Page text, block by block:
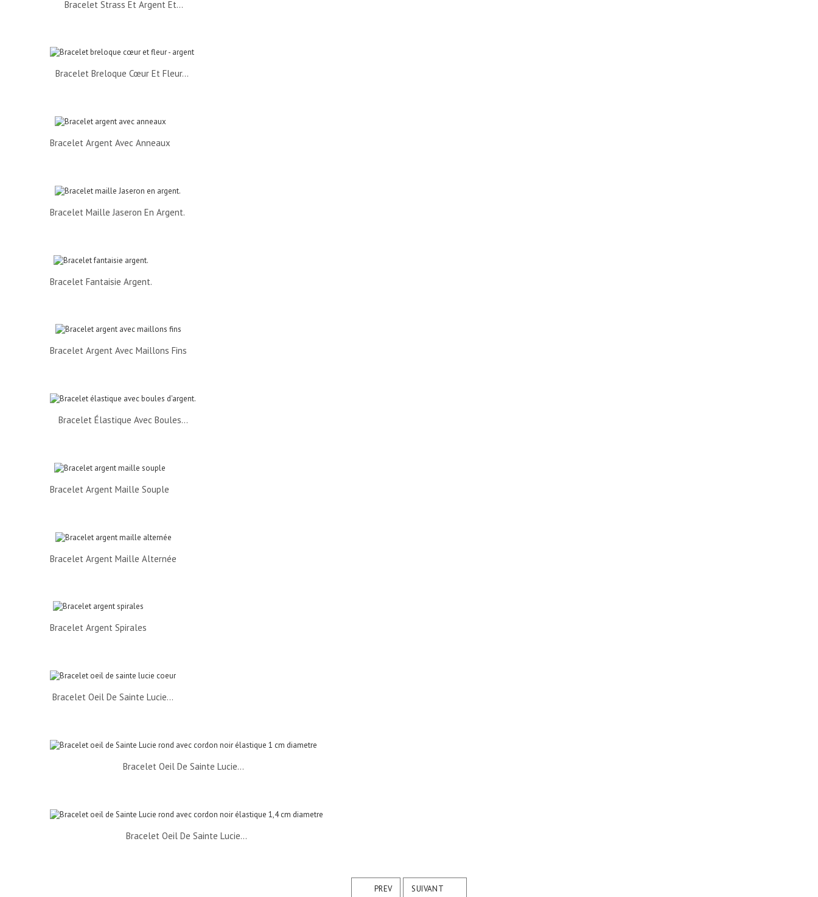
Bracelet Strass Et Argent Et...
Bracelet Breloque Cœur Et Fleur...
Bracelet Argent Avec Anneaux
Bracelet Maille Jaseron En Argent.
Bracelet Fantaisie Argent.
Bracelet Argent Avec Maillons Fins
Bracelet Élastique Avec Boules...
Bracelet Argent Maille Souple
Bracelet Argent Maille Alternée
Bracelet Argent Spirales
Bracelet Oeil De Sainte Lucie...
Bracelet Oeil De Sainte Lucie...
Bracelet Oeil De Sainte Lucie...
PREV SUIVANT